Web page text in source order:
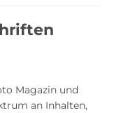
Magazin und
an Inhalten,